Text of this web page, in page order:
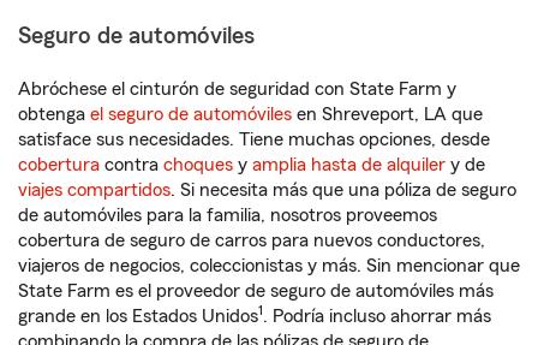
Seguro de automóviles
Abróchese el cinturón de seguridad con State Farm y
obtenga el seguro de automóviles en Shreveport, LA que
satisface sus necesidades. Tiene muchas opciones, desde
cobertura contra choques y amplia hasta de alquiler y de
viajes compartidos. Si necesita más que una póliza de seguro
de automóviles para la familia, nosotros proveemos
cobertura de seguro de carros para nuevos conductores,
viajeros de negocios, coleccionistas y más. Sin mencionar que
State Farm es el proveedor de seguro de automóviles más
grande en los Estados Unidos1. Podría incluso ahorrar más